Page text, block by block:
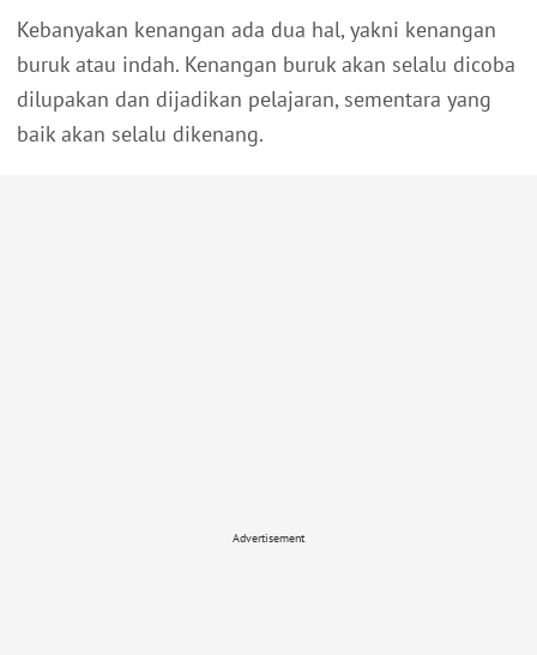
Kebanyakan kenangan ada dua hal, yakni kenangan
buruk atau indah. Kenangan buruk akan selalu dicoba
dilupakan dan dijadikan pelajaran, sementara yang
baik akan selalu dikenang.
Advertisement